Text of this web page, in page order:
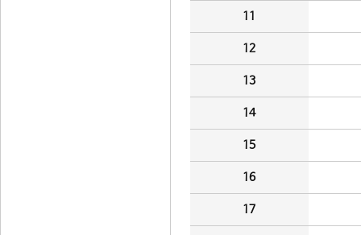
11
12
13
14
15
16
17